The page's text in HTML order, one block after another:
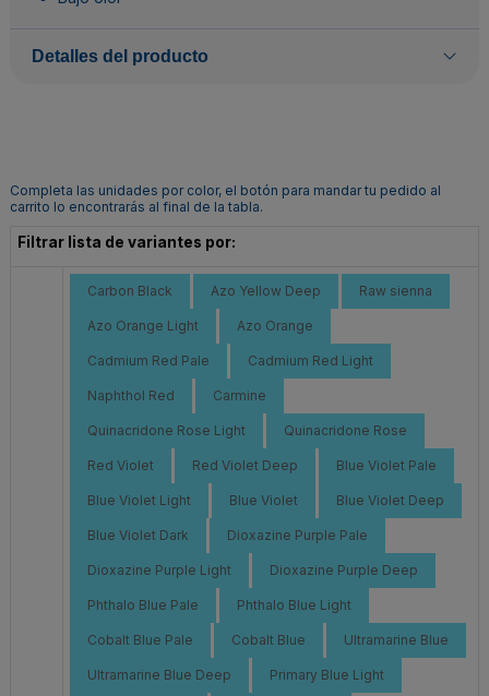
Detalles del producto
Completa las unidades por color, el botón para mandar tu pedido al
carrito lo encontrarás al final de la tabla.
Filtrar lista de variantes por:
Carbon Black Azo Yellow Deep Raw sienna
Azo Orange Light Azo Orange
Cadmium Red Pale Cadmium Red Light
Naphthol Red Carmine
Quinacridone Rose Light Quinacridone Rose
Red Violet Red Violet Deep Blue Violet Pale
Blue Violet Light Blue Violet Blue Violet Deep
Blue Violet Dark Dioxazine Purple Pale
Dioxazine Purple Light Dioxazine Purple Deep
Phthalo Blue Pale Phthalo Blue Light
Cobalt Blue Pale Cobalt Blue Ultramarine Blue
Ultramarine Blue Deep Primary Blue Light